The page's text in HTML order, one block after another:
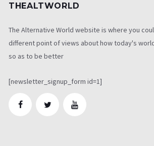
THEALTWORLD
The Alternative World website is where you
different point of views about how today's
so as to be better
[newsletter_signup_form id=1]